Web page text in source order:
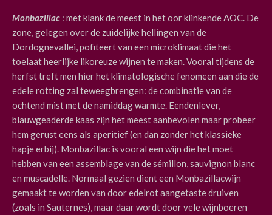
Monbazillac : met klank de meest in het oor klinkende AOC. De
zone, gelegen over de zuidelijke hellingen van de
Dordognevallei, pofiteert van een microklimaat die het
toelaat heerlijke likoreuze wijnen te maken. Vooral tijdens de
herfst treft men hier het klimatologische fenomeen aan die de
edele rotting zal teweegbrengen: de combinatie van de
ochtend mist met de namiddag warmte. Eendenlever,
blauwgeaderde kaas zijn het meest aanbevolen maar probeer
hem gerust eens als aperitief (en dan zonder het klassieke
hapje erbij). Monbazillac is vooral een wijn die het moet
hebben van een assemblage van de sémillon, sauvignon blanc
en muscadelle. Normaal gezien dient een Monbazillacwijn
gemaakt te worden van door edelrot aangetaste druiven
(zoals in Sauternes), maar daar wordt door vele wijnboeren